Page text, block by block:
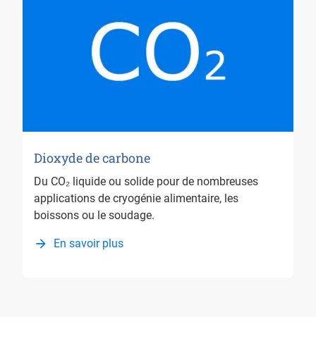
Dioxyde de carbone
Du CO₂ liquide ou solide pour de nombreuses
applications de cryogénie alimentaire, les
boissons ou le soudage.
En savoir plus